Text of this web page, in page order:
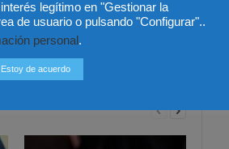
han realizado más de
41.000 juras para obtener la
legítimo en "Gestionar la
de usuario o pulsando "Configurar"..
personal .
Estoy de acuerdo